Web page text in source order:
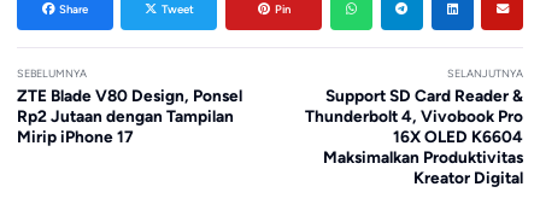
Share Tweet Pin
SEBELUMNYA
ZTE Blade V80 Design, Ponsel
Rp2 Jutaan dengan Tampilan
Mirip iPhone 17
SELANJUTNYA
Support SD Card Reader &
Thunderbolt 4, Vivobook Pro
16X OLED K6604
Maksimalkan Produktivitas
Kreator Digital